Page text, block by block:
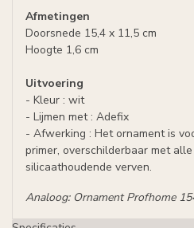
Afmetingen
Doorsnede 15,4 x 11,5 cm
Hoogte 1,6 cm
Uitvoering
- Kleur : wit
- Lijmen met : Adefix
- Afwerking : Het ornament is
primer, overschilderbaar met
silicaathoudende verven.
Analoog: Ornament Profhome